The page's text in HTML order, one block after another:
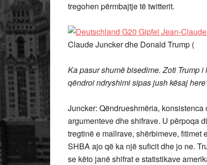
tregohen përmbajtje të twitterit.
Claude Juncker dhe Donald Trump (
Ka pasur shumë bisedime. Zoti Trump
qëndroi ndryshimi sipas jush kësaj
Juncker: Qëndrueshmëria,
argumenteve dhe shifrave. U përpoqa
tregtinë e mallrave, shërbimeve,
SHBA ajo që ka një suficit dhe jo ne.
se këto janë shifrat e statistikave